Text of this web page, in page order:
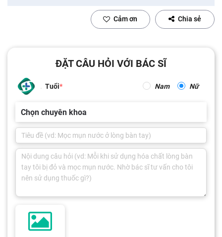
Cảm ơn Chia sẻ
ĐẶT CÂU HỎI VỚI BÁC SĨ
Tuổi Nam Nữ
Chọn chuyên khoa